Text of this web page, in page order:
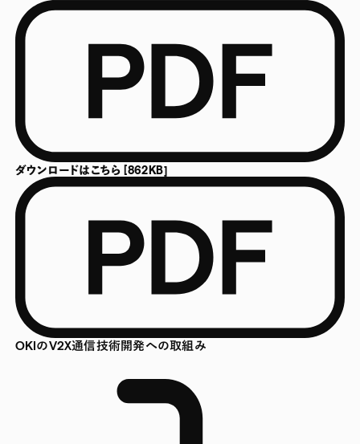
ダウンロードはこちら [862KB]
OKIのV2X通信技術開発への取組み